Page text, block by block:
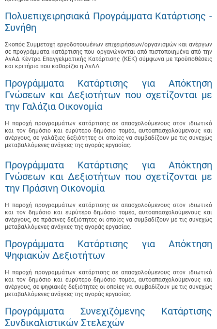
Πολυεπιχειρησιακά Προγράμματα Κατάρτισης -
Συνήθη
Σκοπός Συμμετοχή εργοδοτουμένων επιχειρήσεων/οργανισμών και ανέργων
σε προγράμματα κατάρτισης που οργανώνονται από πιστοποιημένα από την
ΑνΑΔ Κέντρα Επαγγελματικής Κατάρτισης (ΚΕΚ) σύμφωνα με προϋποθέσεις
και κριτήρια που καθορίζει η ΑνΑΔ.
Προγράμματα Κατάρτισης για Απόκτηση
Γνώσεων και Δεξιοτήτων που σχετίζονται με
την Γαλάζια Οικονομία
Η παροχή προγραμμάτων κατάρτισης σε απασχολούμενους στον ιδιωτικό
και τον δημόσιο και ευρύτερο δημόσιο τομέα, αυτοαπασχολούμενους και
ανέργους, σε γαλάζιες δεξιότητες οι οποίες να συμβαδίζουν με τις συνεχώς
μεταβαλλόμενες ανάγκες της αγοράς εργασίας.
Προγράμματα Κατάρτισης για Απόκτηση
Γνώσεων και Δεξιοτήτων που σχετίζονται με
την Πράσινη Οικονομία
Η παροχή προγραμμάτων κατάρτισης σε απασχολούμενους στον ιδιωτικό
και τον δημόσιο και ευρύτερο δημόσιο τομέα, αυτοαπασχολούμενους και
ανέργους, σε πράσινες δεξιότητες οι οποίες να συμβαδίζουν με τις συνεχώς
μεταβαλλόμενες ανάγκες της αγοράς εργασίας.
Προγράμματα Κατάρτισης για Απόκτηση
Ψηφιακών Δεξιοτήτων
Η παροχή προγραμμάτων κατάρτισης σε απασχολούμενους στον ιδιωτικό
και τον δημόσιο και ευρύτερο δημόσιο τομέα, αυτοαπασχολούμενους και
ανέργους, σε ψηφιακές δεξιότητες οι οποίες να συμβαδίζουν με τις συνεχώς
μεταβαλλόμενες ανάγκες της αγοράς εργασίας.
Προγράμματα Συνεχιζόμενης Κατάρτισης
Συνδικαλιστικών Στελεχών